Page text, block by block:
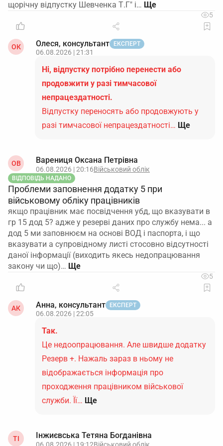
щорічну відпустку Шевченка Т.Г" і…
5
ОК Олеся, консультант ЕКСПЕРТ
06.08.2026 | 21:31
Ні, відпустку потрібно перенести або
продовжити у разі тимчасової
непрацездатності.
Відпустку переносять або продовжують у
разі тимчасової непрацездатності… Ще
ОВ Варениця Оксана Петрівна
06.08.2026 | 20:16Військовий облік
ВІДПОВІДЬ НАДАНО
Проблеми заповнення додатку 5 при
військовому обліку працівників
якщо працівник має посвідчення убд, що вказувати в
гр 15 дод 5? адже у резерві даних про службу нема... а
дод 5 ми заповнюєм на основі ВОД і паспорта, і що
вказувати а супровідному листі стосовно відсутності
даної інформації (виходить якесь недопрацювання
закону чи що)…
5
АК Анна, консультант ЕКСПЕРТ
06.08.2026 | 22:05
Так.
Це недоопрацювання. Але швидше додатку
Резерв +. Нажаль зараз в ньому не
відображається інформація про
проходження працівником військової
служби. Її… Ще
ТІ Інжиєвська Тетяна Богданівна